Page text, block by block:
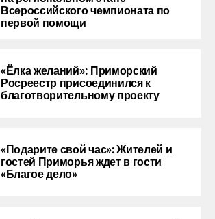
Всероссийского чемпионата по
первой помощи
«Ёлка желаний»: Приморский
Росреестр присоединился к
благотворительному проекту
«Подарите свой час»: Жителей и
гостей Приморья ждет в гости
«Благое дело»